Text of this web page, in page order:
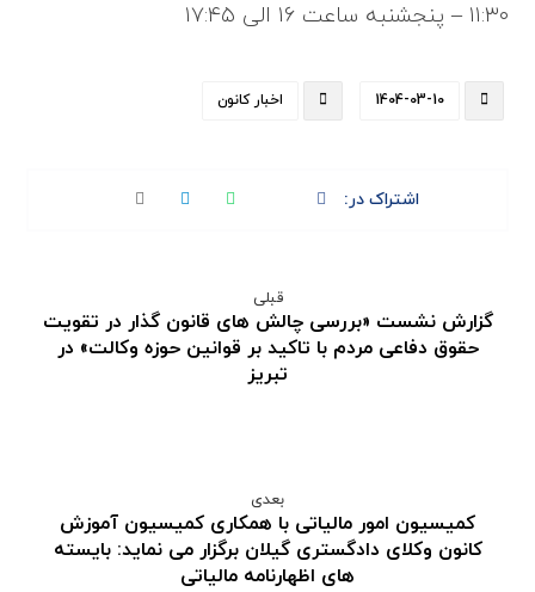
۱۱:۳۰ – پنجشنبه ساعت ۱۶ الی ۱۷:۴۵
1404-03-10 اخبار کانون
قبلی
گزارش نشست «بررسی چالش های قانون گذار در تقویت
حقوق دفاعی مردم با تاکید بر قوانین حوزه وکالت» در
تبریز
بعدی
کمیسیون امور مالیاتی با همکاری کمیسیون آموزش
کانون وکلای دادگستری گیلان برگزار می نماید: بایسته
های اظهارنامه مالیاتی